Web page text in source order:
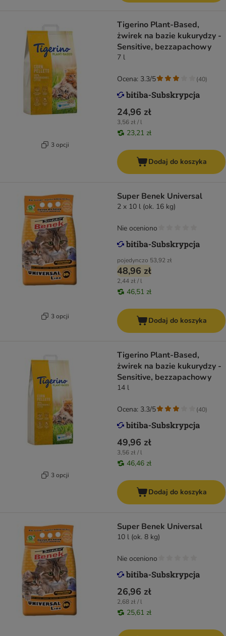
3 opcji
Tigerino Plant-Based,
żwirek na bazie kukurydzy -
Sensitive, bezzapachowy
7 l
24,96 zł
3,56 zł / l
23,21 zł
Ocena: 3.3/5 (40)
Dodaj do koszyka
3 opcji
Super Benek Universal
2 x 10 l (ok. 16 kg)
pojedynczo 53,92 zł
48,96 zł
2,44 zł / l
46,51 zł
Nie oceniono
Dodaj do koszyka
3 opcji
Tigerino Plant-Based,
żwirek na bazie kukurydzy -
Sensitive, bezzapachowy
14 l
49,96 zł
3,56 zł / l
46,46 zł
Ocena: 3.3/5 (40)
Dodaj do koszyka
Super Benek Universal
10 l (ok. 8 kg)
26,96 zł
2,68 zł / l
25,61 zł
Nie oceniono